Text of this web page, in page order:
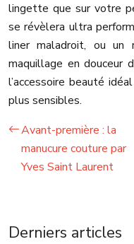
lingette que sur votre
se révèlera ultra
liner maladroit, ou
maquillage en douceur
l’accessoire beauté
plus sensibles.
Avant-première : la
manucure couture par
Yves Saint Laurent
Derniers articles